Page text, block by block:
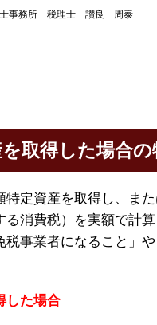
士事務所 税理士 讃良 周泰
取得した場合
特定資産を取得し、ま
る消費税）を実額で計
事業者になること」
した場合